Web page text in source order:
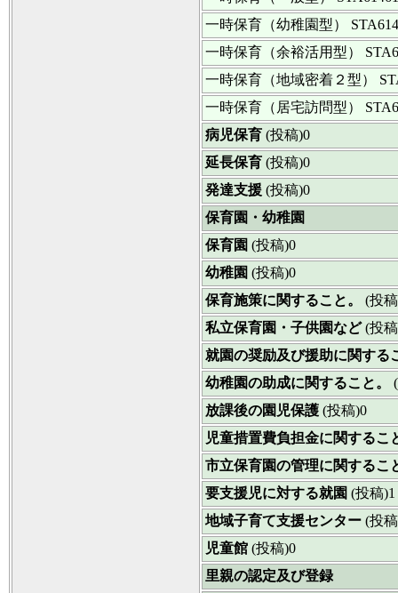
一時保育（幼稚園型）
一時保育（余裕活用型）
一時保育（地域密着２型）
一時保育（居宅訪問型）
病児保育 (投稿)0
延長保育 (投稿)0
発達支援 (投稿)0
保育園・幼稚園
保育園 (投稿)0
幼稚園 (投稿)0
保育施策に関すること。 (投
私立保育園・子供園など(投
就園の奨励及び援助に関する
幼稚園の助成に関すること。
放課後の園児保護 (投稿)0
児童措置費負担金に関するこ
市立保育園の管理に関するこ
要支援児に対する就園 (投稿)1
地域子育て支援センター (投
児童館 (投稿)0
里親の認定及び登録